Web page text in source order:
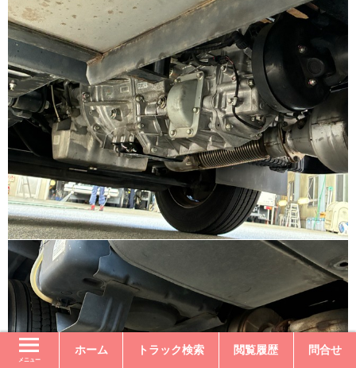
メニュー
ホーム トラック検索 閲覧履歴 問合せ